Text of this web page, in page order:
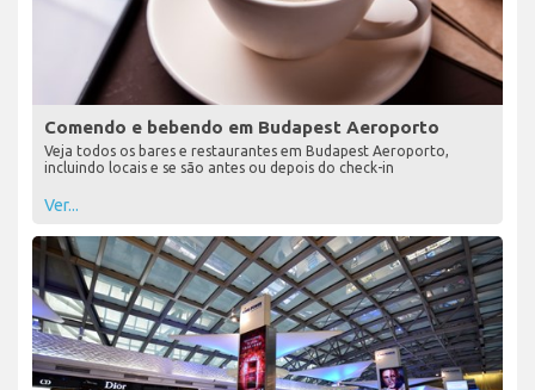
Comendo e bebendo em Budapest Aeroporto
Veja todos os bares e restaurantes em Budapest Aeroporto,
incluindo locais e se são antes ou depois do check-in
Ver...